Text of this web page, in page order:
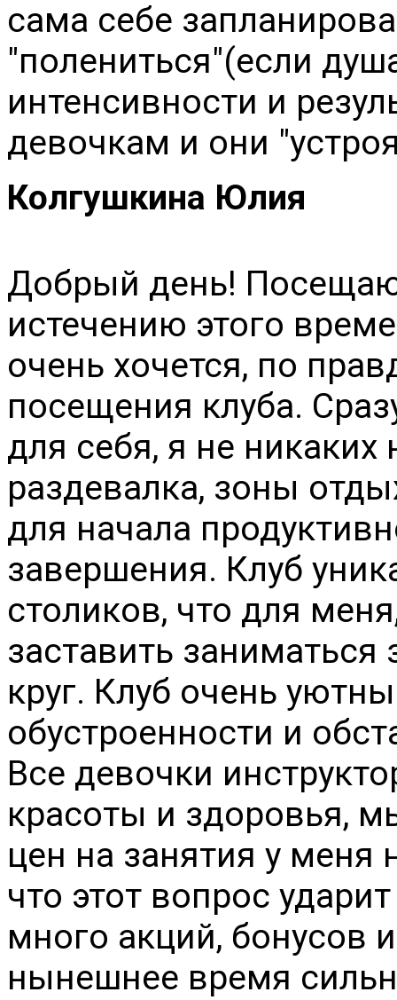
сама себе
"полениться"(если
интенсивности и
девочкам и они
Колгушкина Юлия
Добрый день! Посещаю
истечению этого
очень хочется, по
посещения клуба.
для себя, я не
раздевалка, зоны
для начала
завершения. Клуб
столиков, что для
заставить
круг. Клуб очень
обустроенности и
Все девочки
красоты и здоровья,
цен на занятия у меня
что этот вопрос
много акций, бонусов
нынешнее время